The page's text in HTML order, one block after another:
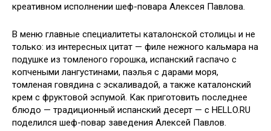
креативном исполнении шеф-повара Алексея Павлова.
В меню главные специалитеты каталонской столицы и не
только: из интересных цитат — филе нежного кальмара на
подушке из томленого горошка, испанский гаспачо с
копчеными лангустинами, паэлья с дарами моря,
томленая говядина с эскаливадой, а также каталонский
крем с фруктовой эспумой. Как приготовить последнее
блюдо — традиционный испанский десерт — с HELLO.RU
поделился шеф-повар заведения Алексей Павлов.